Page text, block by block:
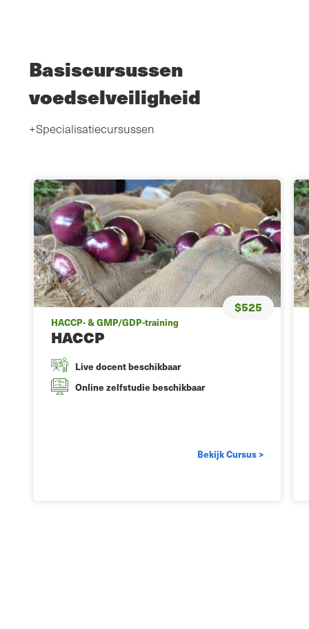
Basiscursussen
voedselveiligheid
+Specialisatiecursussen
$525
HACCP- & GMP/GDP-training
HACCP
Live docent beschikbaar
Online zelfstudie beschikbaar
Bekijk Cursus >